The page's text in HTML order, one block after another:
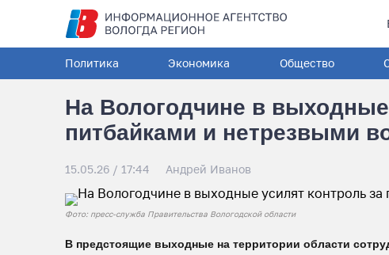
Политика Экономика Общество
На Вологодчине в выходные
питбайками и нетрезвыми
15.05.26 / 17:44 Андрей Иванов
Фото: пресс-служба Правительства Вологодской области
В предстоящие выходные на территории области